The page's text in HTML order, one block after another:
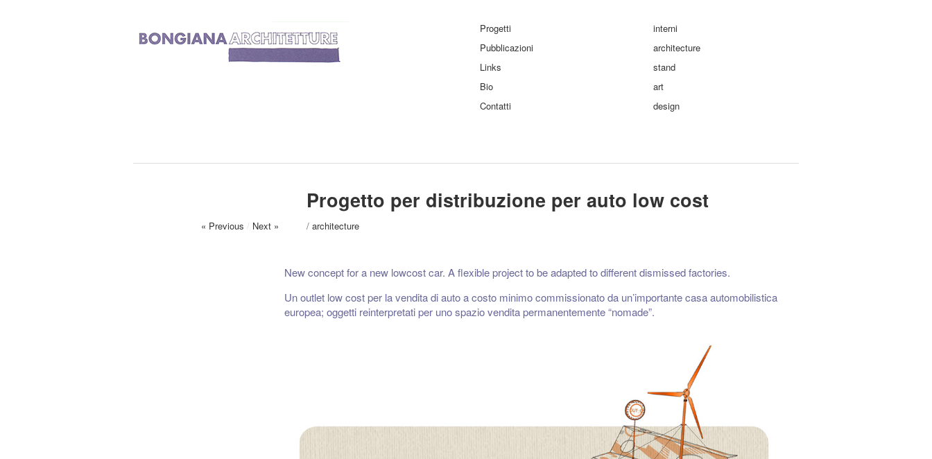
Progetti
Pubblicazioni
Links
Bio
Contatti
interni
architecture
stand
art
design
Progetto per distribuzione per auto low cost
« Previous / Next » / architecture
New concept for a new lowcost car. A flexible project to be adapted to different dismissed factories.
Un outlet low cost per la vendita di auto a costo minimo commissionato da un’importante casa automobilistica
europea; oggetti reinterpretati per uno spazio vendita permanentemente “nomade”.